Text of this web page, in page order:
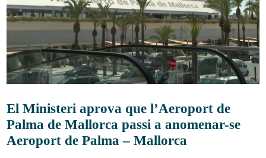
El Ministeri aprova que l’Aeroport de
Palma de Mallorca passi a anomenar-se
Aeroport de Palma – Mallorca